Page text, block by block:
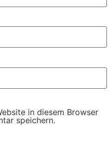
in diesem Browser
speichern.